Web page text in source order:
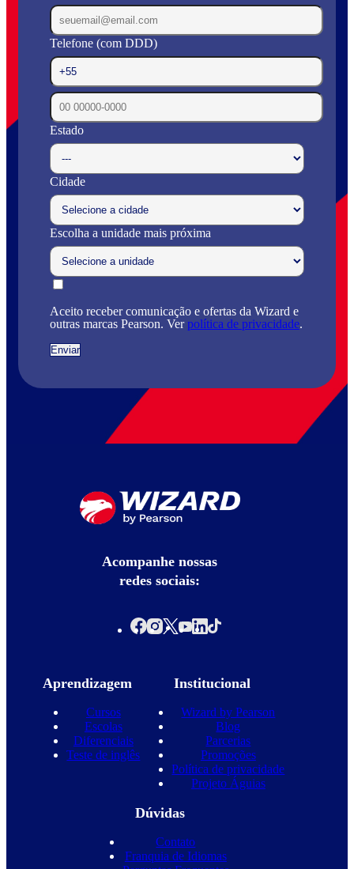
Telefone (com DDD)
Estado
Cidade
Escolha a unidade mais próxima
Aceito receber comunicação e ofertas da Wizard e
outras marcas Pearson. Verpolítica de privacidade.
Acompanhe nossas
redes sociais:
Aprendizagem
Cursos
Escolas
Diferenciais
Teste de inglês
Institucional
Wizard by Pearson
Blog
Parcerias
Promoções
Política de privacidade
Projeto Águias
Dúvidas
Contato
Franquia de Idiomas